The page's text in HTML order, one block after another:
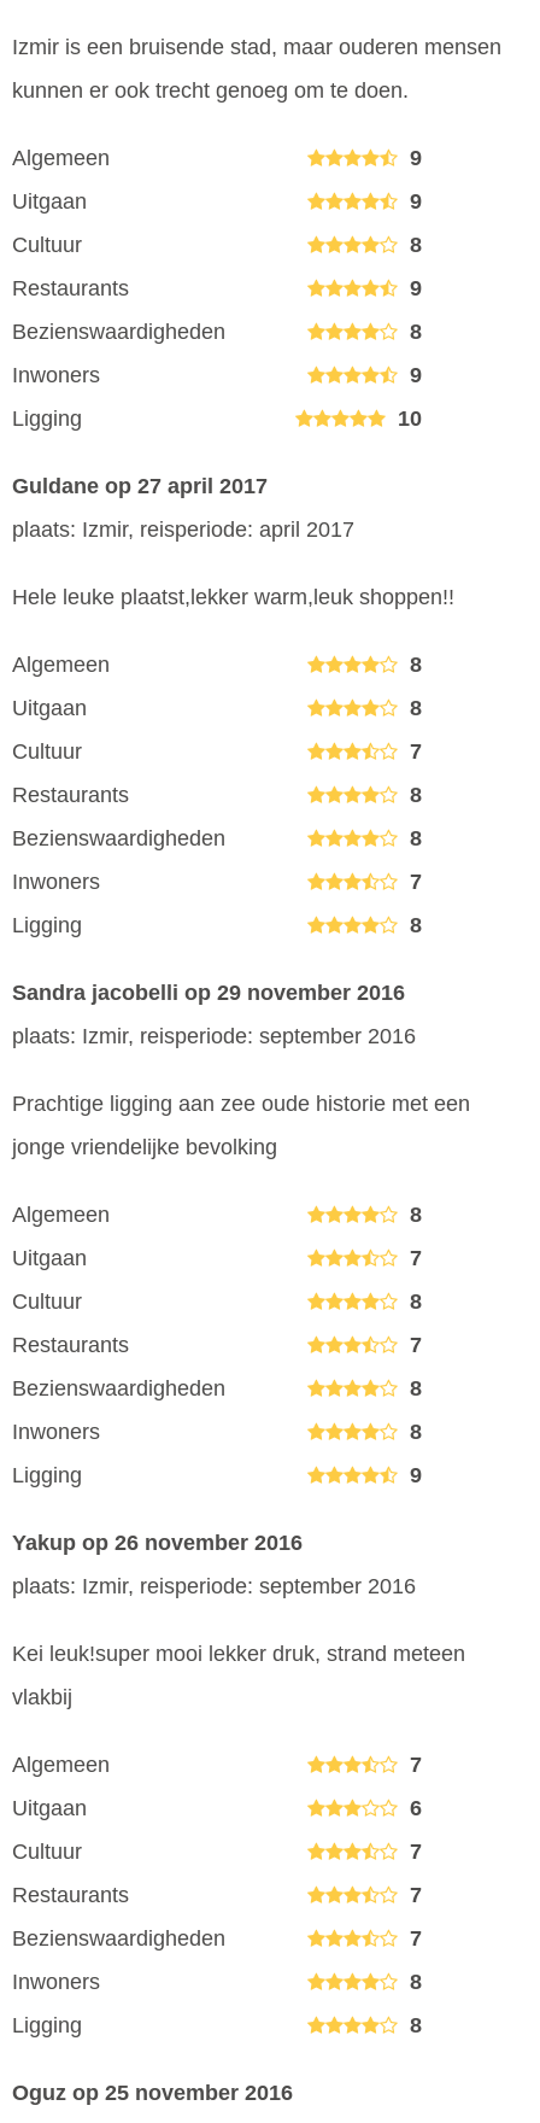
Izmir is een bruisende stad, maar ouderen mensen
kunnen er ook trecht genoeg om te doen.
Algemeen
9
Uitgaan
9
Cultuur
8
Restaurants
9
Bezienswaardigheden
8
Inwoners
9
Ligging
10
Guldane op 27 april 2017
plaats: Izmir, reisperiode: april 2017
Hele leuke plaatst,lekker warm,leuk shoppen!!
Algemeen
8
Uitgaan
8
Cultuur
7
Restaurants
8
Bezienswaardigheden
8
Inwoners
7
Ligging
8
Sandra jacobelli op 29 november 2016
plaats: Izmir, reisperiode: september 2016
Prachtige ligging aan zee oude historie met een
jonge vriendelijke bevolking
Algemeen
8
Uitgaan
7
Cultuur
8
Restaurants
7
Bezienswaardigheden
8
Inwoners
8
Ligging
9
Yakup op 26 november 2016
plaats: Izmir, reisperiode: september 2016
Kei leuk!super mooi lekker druk, strand meteen
vlakbij
Algemeen
7
Uitgaan
6
Cultuur
7
Restaurants
7
Bezienswaardigheden
7
Inwoners
8
Ligging
8
Oguz op 25 november 2016